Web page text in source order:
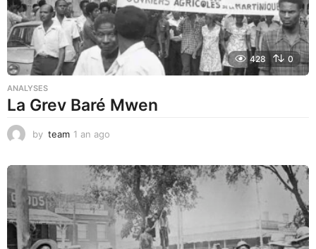
428 0
ANALYSES
La Grev Baré Mwen
by team 1 an ago
a
g
o